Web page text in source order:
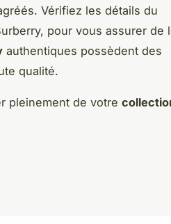
Vérifiez les détails du
pour vous assurer de
authentiques possèdent des
qualité.
pleinement de votre